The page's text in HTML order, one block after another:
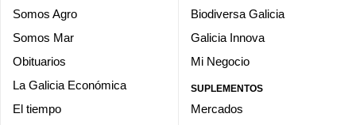
Somos Agro
Somos Mar
Obituarios
La Galicia Económica
El tiempo
Biodiversa Galicia
Galicia Innova
Mi Negocio
SUPLEMENTOS
Mercados